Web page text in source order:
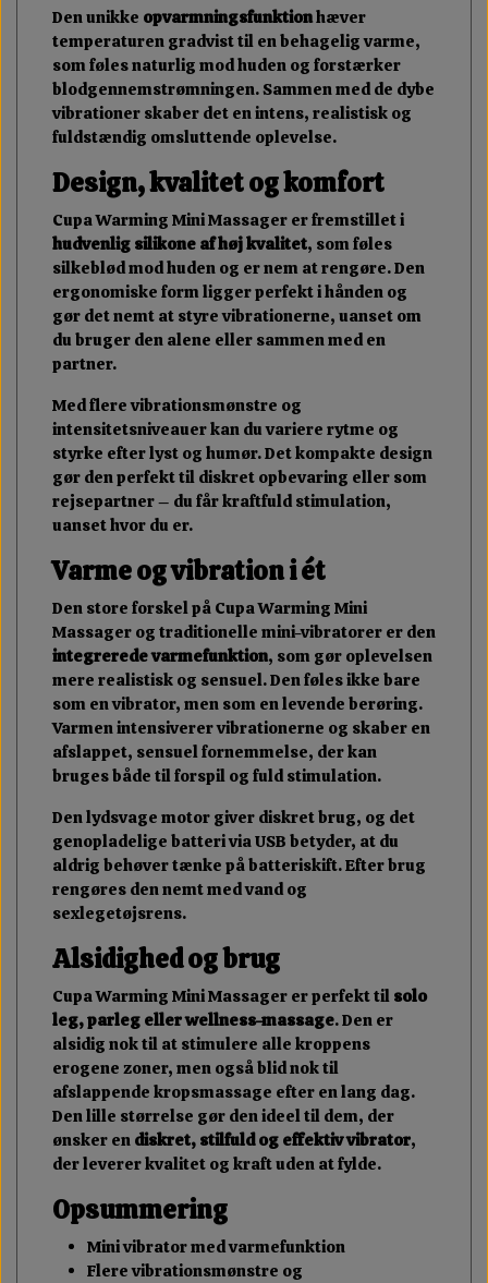
Den unikke opvarmningsfunktionhæver
temperaturen gradvist til en behagelig varme,
som føles naturlig mod huden og forstærker
blodgennemstrømningen. Sammen med de dybe
vibrationer skaber det en intens, realistisk og
fuldstændig omsluttende oplevelse.
Design, kvalitet og komfort
Cupa Warming Mini Massager er fremstillet i
hudvenlig silikone af høj kvalitet, som føles
silkeblød mod huden og er nem at rengøre. Den
ergonomiske form ligger perfekt i hånden og
gør det nemt at styre vibrationerne, uanset om
du bruger den alene eller sammen med en
partner.
Med flere vibrationsmønstre og
intensitetsniveauer kan du variere rytme og
styrke efter lyst og humør. Det kompakte design
gør den perfekt til diskret opbevaring eller som
rejsepartner – du får kraftfuld stimulation,
uanset hvor du er.
Varme og vibration i ét
Den store forskel på Cupa Warming Mini
Massager og traditionelle mini-vibratorer er den
integrerede varmefunktion, som gør oplevelsen
mere realistisk og sensuel. Den føles ikke bare
som en vibrator, men som en levende berøring.
Varmen intensiverer vibrationerne og skaber en
afslappet, sensuel fornemmelse, der kan
bruges både til forspil og fuld stimulation.
Den lydsvage motor giver diskret brug, og det
genopladelige batteri via USB betyder, at du
aldrig behøver tænke på batteriskift. Efter brug
rengøres den nemt med vand og
sexlegetøjsrens.
Alsidighed og brug
Cupa Warming Mini Massager er perfekt til solo
leg, parleg eller wellness-massage. Den er
alsidig nok til at stimulere alle kroppens
erogene zoner, men også blid nok til
afslappende kropsmassage efter en lang dag.
Den lille størrelse gør den ideel til dem, der
ønsker en diskret, stilfuld og effektiv vibrator,
der leverer kvalitet og kraft uden at fylde.
Opsummering
Mini vibrator med varmefunktion
Flere vibrationsmønstre og